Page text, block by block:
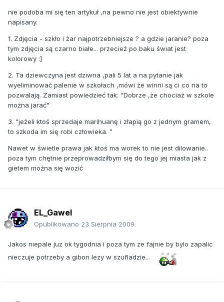
nie podoba mi się ten artykuł ,na pewno nie jest obiektywnie
napisany.
1. Zdjęcia - szkło i żar najpotrzebniejsze ? a gdzie jaranie? poza
tym zdjęcia są czarno białe... przecież po baku świat jest
kolorowy :]
2. Ta dziewczyna jest dziwna ,pali 5 lat a na pytanie jak
wyeliminować palenie w szkołach ,mówi że winni są ci co na to
pozwalają. Zamiast powiedzieć tak: "Dobrze ,że chociaż w szkole
można jarać"
3. "jeżeli ktoś sprzedaje marihuanę i złapią go z jednym gramem,
to szkoda im się robi człowieka. "
Nawet w świetle prawa jak ktoś ma worek to nie jest dilowanie..
poza tym chętnie przeprowadziłbym się do tego jej miasta jak z
gietem można się wozić
EL_Gawel
Opublikowano 23 Sierpnia 2009
Jakos niepale juz ok tygodnia i poza tym ze fajnie by bylo zapalic
nieczuje potrzeby a gibon lezy w szufladzie...